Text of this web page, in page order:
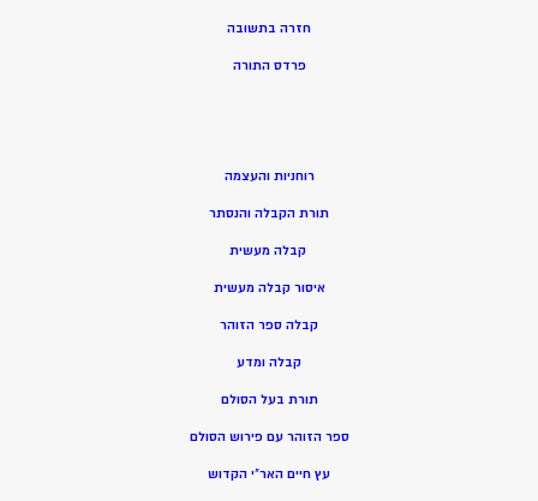
חזרה בתשובה
פרדס התורה
רוחניות והעצמה
תורת הקבלה והנסתר
קבלה מעשית
איסור קבלה מעשית
קבלה ספר הזוהר
קבלה ומדע
תורת בעל הסולם
ספר הזוהר עם פירוש הסולם
עץ חיים האר”י הקדוש